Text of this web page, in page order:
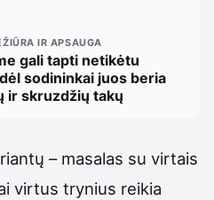
IR APSAUGA
gali tapti netikėtu
sodininkai juos beria
ir skruzdžių takų
– masalas su virtais
virtus trynius reikia